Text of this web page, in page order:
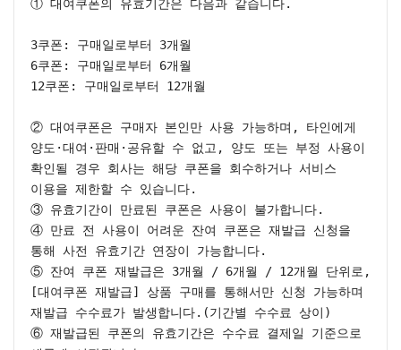
① 대여쿠폰의 유효기간은 다음과 같습니다.
3쿠폰: 구매일로부터 3개월
6쿠폰: 구매일로부터 6개월
12쿠폰: 구매일로부터 12개월
② 대여쿠폰은 구매자 본인만 사용 가능하며, 타인에게
양도·대여·판매·공유할 수 없고, 양도 또는 부정 사용이
확인될 경우 회사는 해당 쿠폰을 회수하거나 서비스
이용을 제한할 수 있습니다.
③ 유효기간이 만료된 쿠폰은 사용이 불가합니다.
④ 만료 전 사용이 어려운 잔여 쿠폰은 재발급 신청을
통해 사전 유효기간 연장이 가능합니다.
⑤ 잔여 쿠폰 재발급은 3개월 / 6개월 / 12개월 단위로,
[대여쿠폰 재발급] 상품 구매를 통해서만 신청 가능하며
재발급 수수료가 발생합니다.(기간별 수수료 상이)
⑥ 재발급된 쿠폰의 유효기간은 수수료 결제일 기준으로